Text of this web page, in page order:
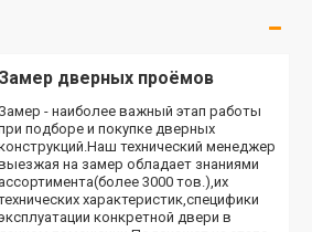
Замер дверных проёмов
Замер - наиболее важный этап работы
подборе и покупке дверных
технический менеджер
на замер обладает знаниями
ассортимента(более 3000 тов.),их
характеристик,специфики
конкретной двери в